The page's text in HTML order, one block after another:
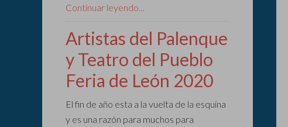
Continuar leyendo...
Artistas del Palenque
y Teatro del Pueblo
Feria de León 2020
El fin de año esta a la vuelta de la esquina
y es una razón para muchos para